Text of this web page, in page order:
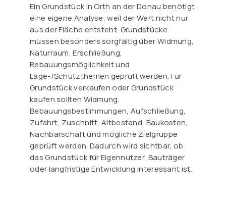
Ein Grundstück in Orth an der Donau benötigt
eine eigene Analyse, weil der Wert nicht nur
aus der Fläche entsteht. Grundstücke
müssen besonders sorgfältig über Widmung,
Naturraum, Erschließung,
Bebauungsmöglichkeit und
Lage-/Schutzthemen geprüft werden. Für
Grundstück verkaufen oder Grundstück
kaufen sollten Widmung,
Bebauungsbestimmungen, Aufschließung,
Zufahrt, Zuschnitt, Altbestand, Baukosten,
Nachbarschaft und mögliche Zielgruppe
geprüft werden. Dadurch wird sichtbar, ob
das Grundstück für Eigennutzer, Bauträger
oder langfristige Entwicklung interessant ist.